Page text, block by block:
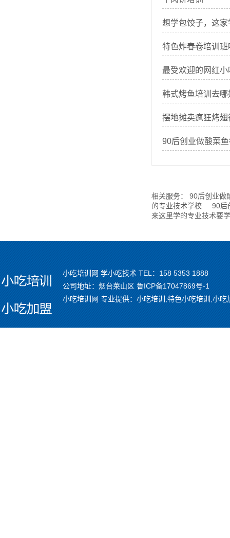
想学包饺子，这
特色炸春卷培训班
最受欢迎的网红
韩式烤鱼培训去
摆地摊卖疯狂烤
90后创业做酸菜
相关服务： 90后创业做
的专业技术学校
90后
来这里学的专业技术要
小吃培训网 学小吃技术 TEL：158 5353 1888
公司地址：烟台莱山区 鲁ICP备17047869号-1
小吃培训网 专业提供：小吃培训,特色小吃培训,小